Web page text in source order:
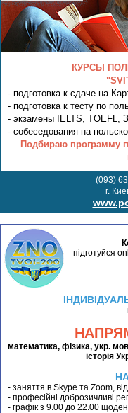
КУРСЫ
- подготовка к сдаче на
- подготовка к тесту по
- экзамены IELTS, TOEFL,
- собеседования на
Подбираю программу
(093)
г.
підготуйся
математика, фізика, укр.
історія
- заняття в Skype та Zoom,
- професійні доброзичливі
- графік з 9.00 до 22.00